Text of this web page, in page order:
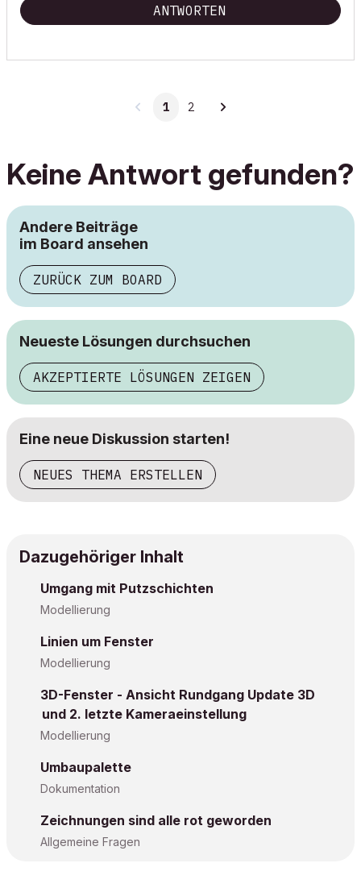
ANTWORTEN
1 2
Keine Antwort gefunden?
Andere Beiträge
im Board ansehen
ZURÜCK ZUM BOARD
Neueste Lösungen durchsuchen
AKZEPTIERTE LÖSUNGEN ZEIGEN
Eine neue Diskussion starten!
NEUES THEMA ERSTELLEN
Dazugehöriger Inhalt
Umgang mit Putzschichten
Modellierung
Linien um Fenster
Modellierung
3D-Fenster - Ansicht Rundgang Update 3D
und 2. letzte Kameraeinstellung
Modellierung
Umbaupalette
Dokumentation
Zeichnungen sind alle rot geworden
Allgemeine Fragen